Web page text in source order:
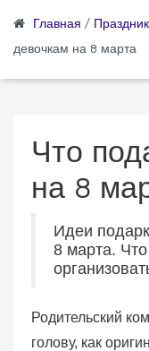
Главная /
девочкам на 8 марта
Что
на 8
Идеи
8 марта.
Родительский
голову, как